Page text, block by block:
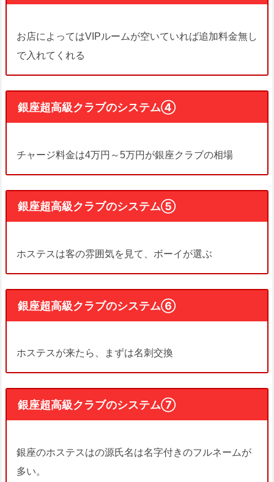
お店によってはVIPルームが空いていれば追加料金無し
で入れてくれる
銀座超高級クラブのシステム④
チャージ料金は4万円～5万円が銀座クラブの相場
銀座超高級クラブのシステム⑤
ホステスは客の雰囲気を見て、ボーイが選ぶ
銀座超高級クラブのシステム⑥
ホステスが来たら、まずは名刺交換
銀座超高級クラブのシステム⑦
銀座のホステスはの源氏名は名字付きのフルネームが
多い。